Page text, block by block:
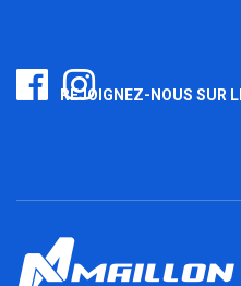
REJOIGNEZ-NOUS SUR